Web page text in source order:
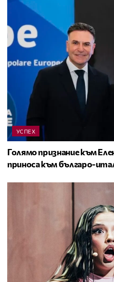
УСПЕХ
Голямо признание към
приноса към българо-